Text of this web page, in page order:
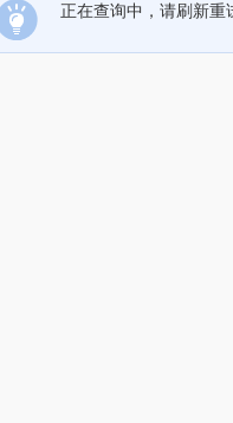
正在查询中，请刷新重